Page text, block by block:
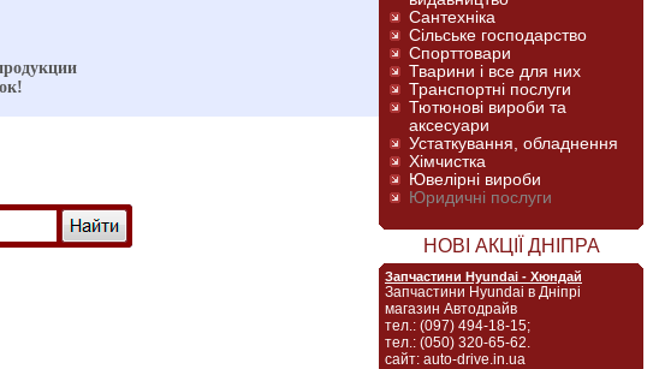
Сантехніка
Сільське господарство
Спорттовари
Тварини і все для них
Транспортні послуги
Тютюнові вироби та
аксесуари
Устаткування, обладнення
Хімчистка
Ювелірні вироби
Юридичні послуги
НОВІ АКЦІЇ ДНІПРА
Запчастини Hyundai - Хюндай
Запчастини Hyundai в Дніпрі
магазин Автодрайв
тел.: (097) 494-18-15;
тел.: (050) 320-65-62.
сайт: auto-drive.in.ua